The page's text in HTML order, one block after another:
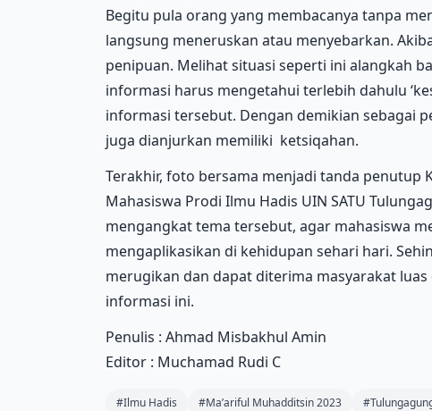
Begitu pula orang yang membacanya tanpa
langsung meneruskan atau menyebarkan.
penipuan. Melihat situasi seperti ini alangkah
informasi harus mengetahui terlebih dahulu
informasi tersebut. Dengan demikian sebagai
juga dianjurkan memiliki ketsiqahan.
Terakhir, foto bersama menjadi tanda penutup
Mahasiswa Prodi Ilmu Hadis UIN SATU
mengangkat tema tersebut, agar mahasiswa
mengaplikasikan di kehidupan sehari hari.
merugikan dan dapat diterima masyarakat
informasi ini.
Penulis : Ahmad Misbakhul Amin
Editor : Muchamad Rudi C
#Ilmu Hadis #Ma’ariful Muhadditsin 2023